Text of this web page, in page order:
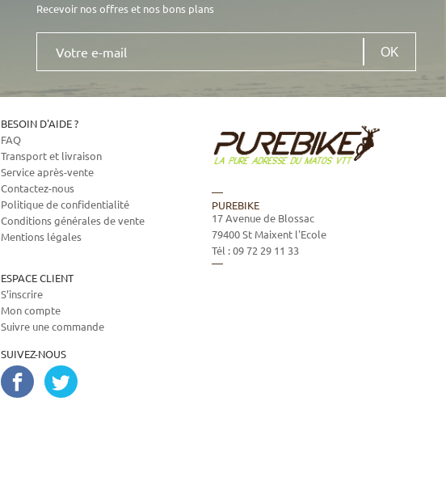
Recevoir nos offres et nos bons plans
Votre
mail
BESOIN D'AIDE ?
FAQ
Transport et livraison
Service après-vente
Contactez-nous
Politique de confidentialité
Conditions générales de vente
Mentions légales
ESPACE CLIENT
S’inscrire
Mon compte
Suivre une commande
SUIVEZ-NOUS
PUREBIKE
17 Avenue de Blossac
79400St Maixent l'Ecole
Tél :09 72 29 11 33